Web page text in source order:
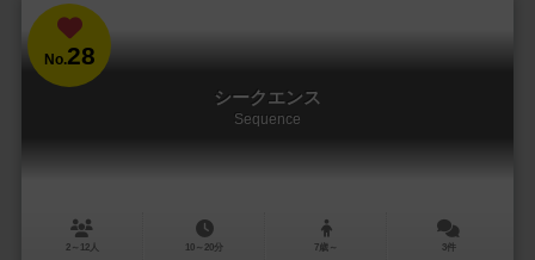
No.28
シークエンス
Sequence
2～12人 10～20分 7歳～ 3件